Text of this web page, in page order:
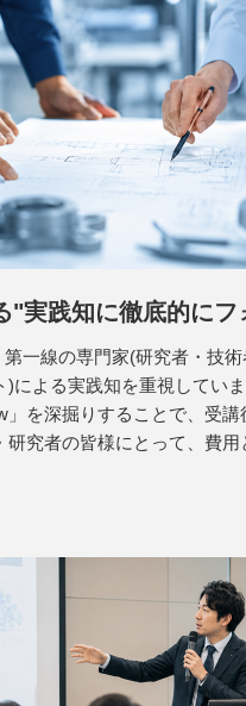
"実践知に徹底的にフ
一線の専門家(研究者・技
)による実践知を重視してい
」を深掘りすることで、受
研究者の皆様にとって、費